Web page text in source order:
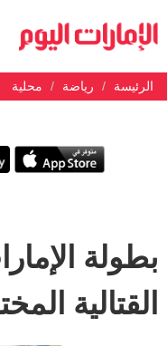
الرئيسة رياضة محلية
بطولة
القتالية